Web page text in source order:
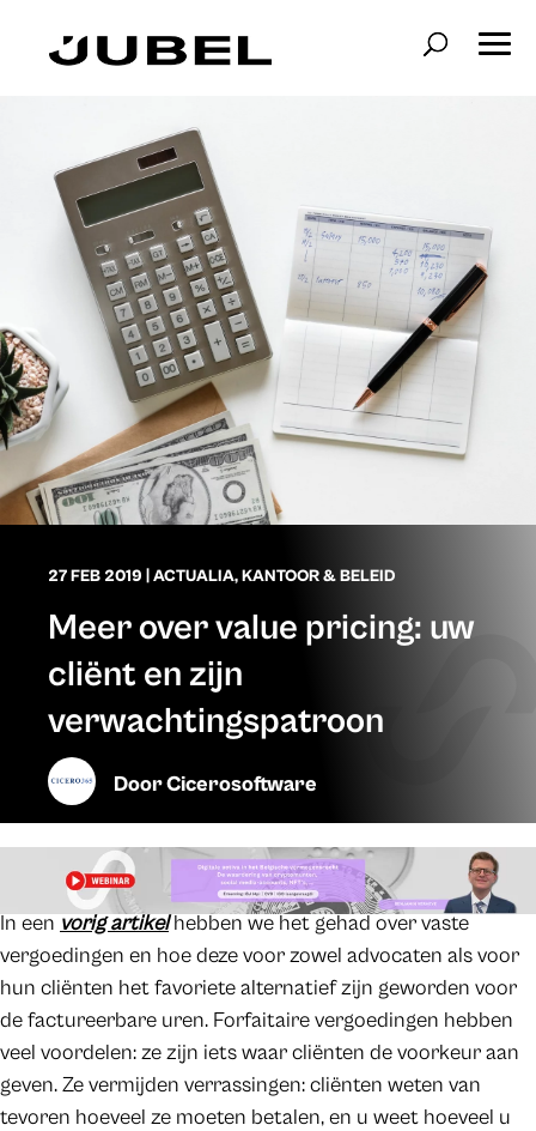
27 FEB 2019 ACTUALIA,KANTOOR & BELEID
Meer over value pricing: uw
cliënt en zijn
verwachtingspatroon
DoorCicerosoftware
In een vorig artikelhebben we het gehad over vaste
vergoedingen en hoe deze voor zowel advocaten als voor
hun cliënten het favoriete alternatief zijn geworden voor
de factureerbare uren. Forfaitaire vergoedingen hebben
veel voordelen: ze zijn iets waar cliënten de voorkeur aan
geven. Ze vermijden verrassingen: cliënten weten van
tevoren hoeveel ze moeten betalen, en u weet hoeveel u